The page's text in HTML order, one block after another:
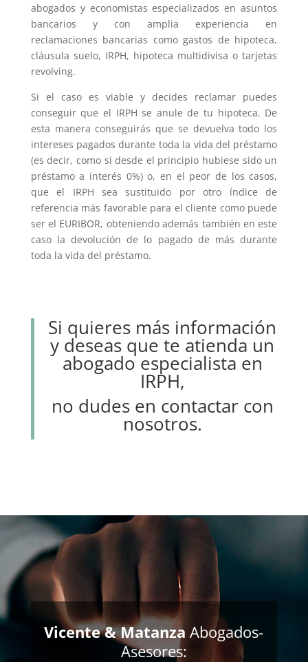
abogados y economistas especializados en asuntos
bancarios y con amplia experiencia en
reclamaciones bancarias como gastos de hipoteca,
cláusula suelo, IRPH, hipoteca multidivisa o tarjetas
revolving.
Si el caso es viable y decides reclamar puedes
conseguir que el IRPH se anule de tu hipoteca. De
esta manera conseguirás que se devuelva todo los
intereses pagados durante toda la vida del préstamo
(es decir, como si desde el principio hubiese sido un
préstamo a interés 0%) o, en el peor de los casos,
que el IRPH sea sustituido por otro índice de
referencia más favorable para el cliente como puede
ser el EURIBOR, obteniendo además también en este
caso la devolución de lo pagado de más durante
toda la vida del préstamo.
Si quieres más información
y deseas que te atienda un
abogado especialista en
IRPH,
no dudes en contactar con
nosotros.
Vicente & MatanzaAbogados-
Asesores: